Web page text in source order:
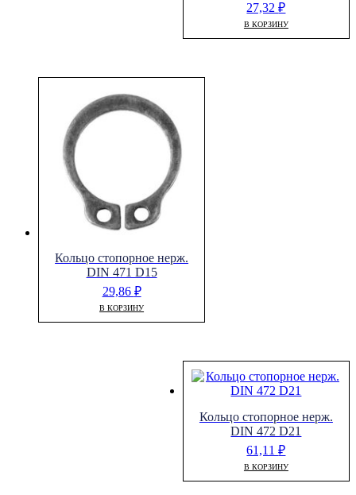
27,32₽
В КОРЗИНУ
Кольцо стопорное нерж.
DIN 471 D15
29,86 ₽
В КОРЗИНУ
Кольцо стопорное нерж.
DIN 472 D21
61,11₽
В КОРЗИНУ